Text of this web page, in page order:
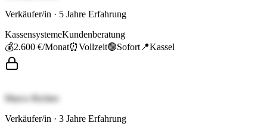
Verkäufer/in · 5 Jahre Erfahrung
KassensystemeKundenberatung
💰2.600 €/Monat⏰Vollzeit🟢Sofort 📍Kassel
Marco Richter
Verkäufer/in · 3 Jahre Erfahrung